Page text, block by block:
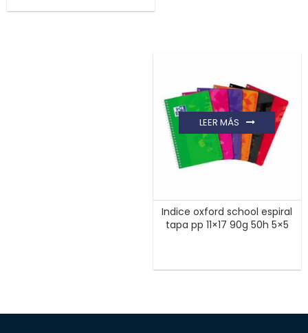
Indice oxford school espiral
tapa pp 11×17 90g 50h 5×5
LEER MÁS